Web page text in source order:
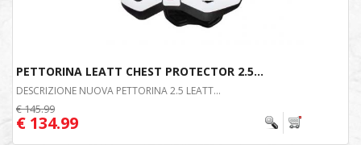
PETTORINA LEATT CHEST PROTECTOR 2.5...
DESCRIZIONE NUOVA PETTORINA 2.5 LEATT...
€ 145.99
€ 134.99